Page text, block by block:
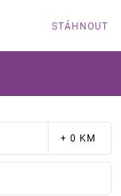
STÁHNOUT
+ 0 KM